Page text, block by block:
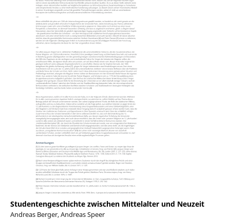
Studentengeschichte zwischen Mittelalter und Neuzeit
Andreas Berger, Andreas Speer